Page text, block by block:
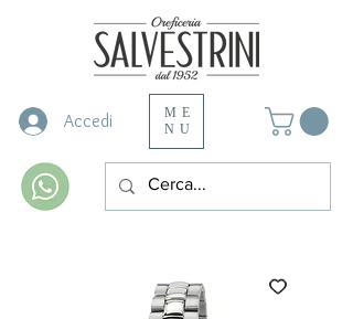
Accedi
ME
NU